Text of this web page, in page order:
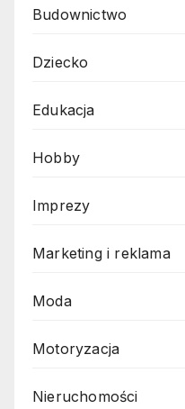
Budownictwo
Dziecko
Edukacja
Hobby
Imprezy
Marketing i reklama
Moda
Motoryzacja
Nieruchomości